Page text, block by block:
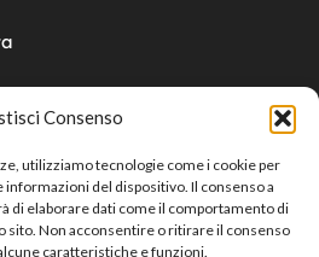
Consenso
utilizziamo tecnologie come i cookie per
del dispositivo. Il consenso a
di elaborare dati come il comportamento di
sito. Non acconsentire o ritirare il consenso
caratteristiche e funzioni.
Cucchy Gioielleria